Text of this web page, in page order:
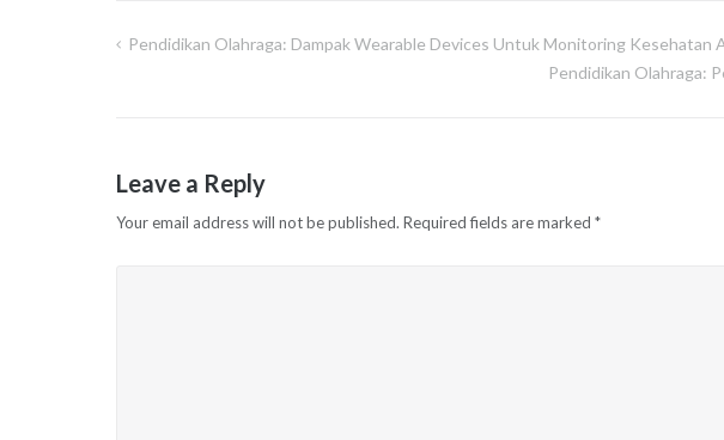
Post
Pendidikan Olahraga: Dampak Wearable Devices Untuk Monitoring Kesehatan
Pendidikan Olahraga:
Leave a Reply
Your email address will not be published. Required fields are marked *